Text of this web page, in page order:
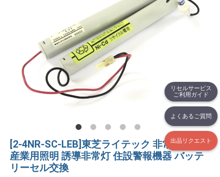
リセルサービス
ご利用ガイド
よくあるご質問
出品リクエスト
[2-4NR-SC-LEB]東芝ライテック 非常灯電池
産業用照明 誘導非常灯 住設警報機器 バッテ
リーセル交換